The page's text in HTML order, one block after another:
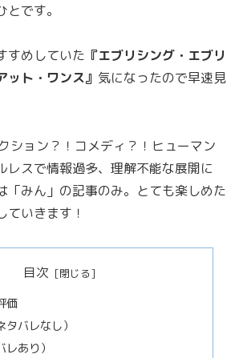
です。
すめしていた 『エブリシング・エブリ
ット・ワンス』 気になったので早速見
ション？！コメディ？！ヒューマン
レスで情報過多、理解不能な展開に
「みん」の記事のみ。とても楽しめた
ていきます！
目次
価
バレなし）
あり）